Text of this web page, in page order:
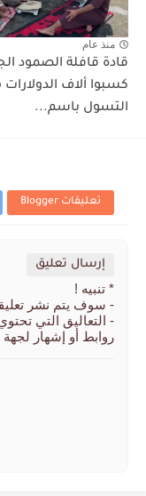
منذ عام
قادة قافلة الصمود
كسبوا ألاف
التسول باسم...
تعليقات Blogger
إرسال تعليق
* تنبيه !
- سوف يتم نشر
- التعاليق التي
روابط أو إشهار